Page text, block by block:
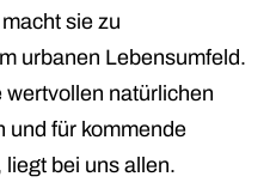
sie zu
urbanen Lebensumfeld.
natürlichen
und für kommende
bei uns allen.